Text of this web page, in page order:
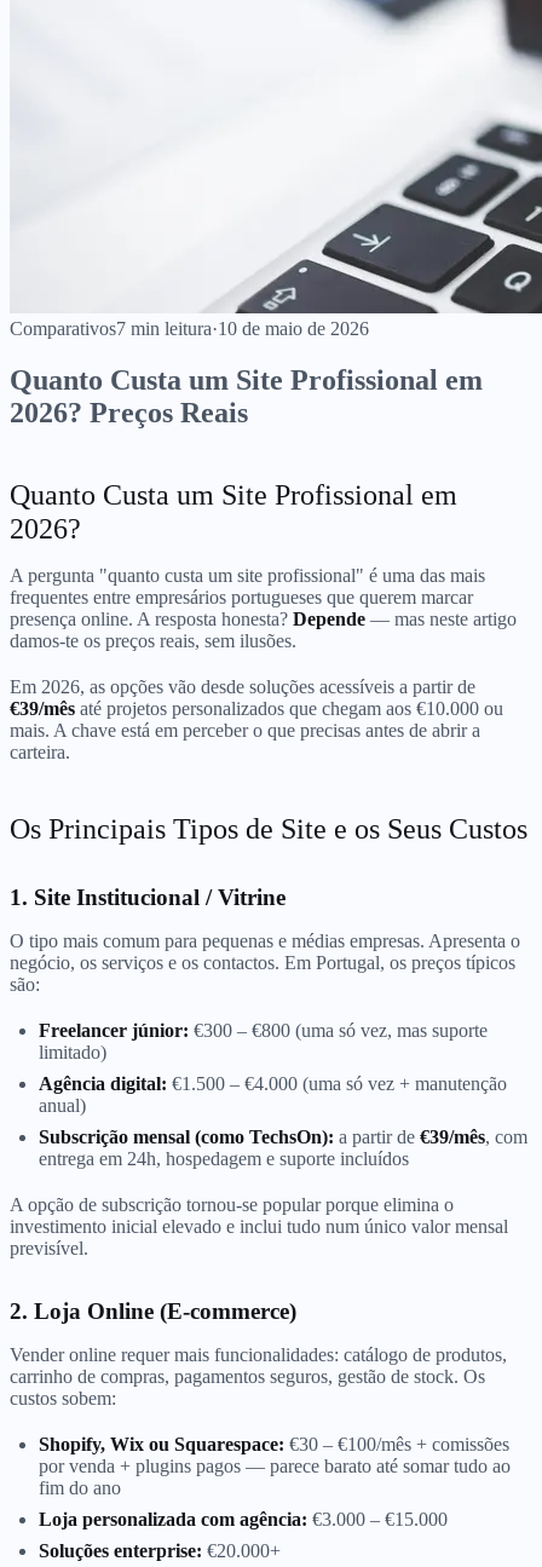
Comparativos7 min leitura·10 de maio de 2026
Quanto Custa um Site Profissional em
2026? Preços Reais
Quanto Custa um Site Profissional em
2026?
A pergunta "quanto custa um site profissional" é uma das mais
frequentes entre empresários portugueses que querem marcar
presença online. A resposta honesta? Depende — mas neste artigo
damos-te os preços reais, sem ilusões.
Em 2026, as opções vão desde soluções acessíveis a partir de
€39/mês até projetos personalizados que chegam aos €10.000 ou
mais. A chave está em perceber o que precisas antes de abrir a
carteira.
Os Principais Tipos de Site e os Seus Custos
1. Site Institucional / Vitrine
O tipo mais comum para pequenas e médias empresas. Apresenta o
negócio, os serviços e os contactos. Em Portugal, os preços típicos
são:
Freelancer júnior: €300 – €800 (uma só vez, mas suporte
limitado)
Agência digital: €1.500 – €4.000 (uma só vez + manutenção
anual)
Subscrição mensal (como TechsOn): a partir de €39/mês, com
entrega em 24h, hospedagem e suporte incluídos
A opção de subscrição tornou-se popular porque elimina o
investimento inicial elevado e inclui tudo num único valor mensal
previsível.
2. Loja Online (E-commerce)
Vender online requer mais funcionalidades: catálogo de produtos,
carrinho de compras, pagamentos seguros, gestão de stock. Os
custos sobem:
Shopify, Wix ou Squarespace: €30 – €100/mês + comissões
por venda + plugins pagos — parece barato até somar tudo ao
fim do ano
Loja personalizada com agência: €3.000 – €15.000
Soluções enterprise: €20.000+